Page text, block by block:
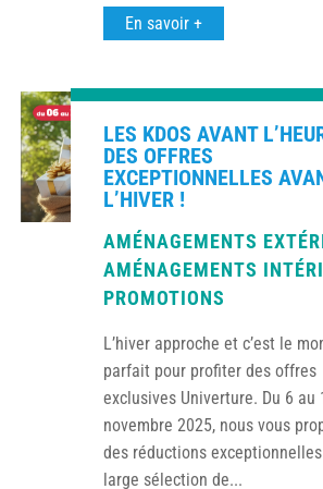
En savoir +
LES KDOS AVANT
DES OFFRES
EXCEPTIONNELLES
L’HIVER !
AMÉNAGEMENTS
AMÉNAGEMENTS
PROMOTIONS
L’hiver approche et c’est le
parfait pour profiter des offres
exclusives Univerture. Du 6 au
novembre 2025, nous vous
des réductions
large sélection de...